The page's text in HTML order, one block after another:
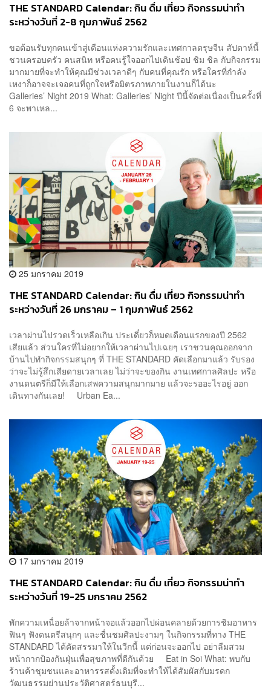
THE STANDARD Calendar: กิน ดื่ม เที่ยว กิจกรรมน่าทำ
ระหว่างวันที่ 2-8 กุมภาพันธ์ 2562
ขอต้อนรับทุกคนเข้าสู่เดือนแห่งความรักและเทศกาลตรุษจีน สัปดาห์นี้
ชวนครอบครัว คนสนิท หรือคนรู้ใจออกไปเดินช้อป ชิม ชิล กับกิจกรรม
มากมายที่จะทำให้คุณมีช่วงเวลาดีๆ กับคนที่คุณรัก หรือใครที่กำลัง
เหงาก็อาจจะเจอคนที่ถูกใจหรือมิตรภาพภายในงานก็ได้นะ
Galleries’ Night 2019 What: Galleries’ Night ปีนี้จัดต่อเนื่องเป็นครั้งที่
6 จะพาเหล...
25 มกราคม 2019
THE STANDARD Calendar: กิน ดื่ม เที่ยว กิจกรรมน่าทำ
ระหว่างวันที่ 26 มกราคม – 1 กุมภาพันธ์ 2562
เวลาผ่านไปรวดเร็วเหลือเกิน ประเดี๋ยวก็หมดเดือนแรกของปี 2562
เสียแล้ว ส่วนใครที่ไม่อยากให้เวลาผ่านไปเฉยๆ เราชวนคุณออกจาก
บ้านไปทำกิจกรรมสนุกๆ ที่ THE STANDARD คัดเลือกมาแล้ว รับรอง
ว่าจะไม่รู้สึกเสียดายเวลาเลย ไม่ว่าจะของกิน งานเทศกาลศิลปะ หรือ
งานดนตรีก็มีให้เลือกเสพความสนุกมากมาย แล้วจะรออะไรอยู่ ออก
เดินทางกันเลย! Urban Ea...
17 มกราคม 2019
THE STANDARD Calendar: กิน ดื่ม เที่ยว กิจกรรมน่าทำ
ระหว่างวันที่ 19-25 มกราคม 2562
พักความเหนื่อยล้าจากหน้าจอแล้วออกไปผ่อนคลายด้วยการชิมอาหาร
ฟินๆ ฟังดนตรีสนุกๆ และชื่นชมศิลปะงามๆ ในกิจกรรมที่ทาง THE
STANDARD ได้คัดสรรมาให้ในวีกนี้ แต่ก่อนจะออกไป อย่าลืมสวม
หน้ากากป้องกันฝุ่นเพื่อสุขภาพที่ดีกันด้วย Eat in Soi What: พบกับ
ร้านค้าชุมชนและอาหารรสดั้งเดิมที่จะทำให้ได้สัมผัสกับมรดก
วัฒนธรรมย่านประวัติศาสตร์ธนบุรี...